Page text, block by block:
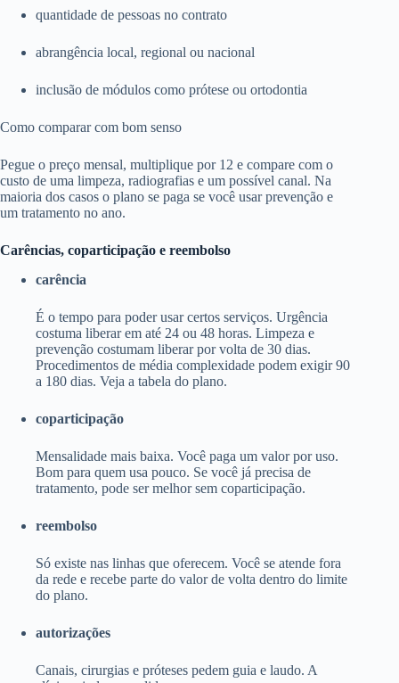
quantidade de pessoas no contrato
abrangência local, regional ou nacional
inclusão de módulos como prótese ou ortodontia
Como comparar com bom senso
Pegue o preço mensal, multiplique por 12 e compare com o
custo de uma limpeza, radiografias e um possível canal. Na
maioria dos casos o plano se paga se você usar prevenção e
um tratamento no ano.
Carências, coparticipação e reembolso
carência
É o tempo para poder usar certos serviços. Urgência
costuma liberar em até 24 ou 48 horas. Limpeza e
prevenção costumam liberar por volta de 30 dias.
Procedimentos de média complexidade podem exigir 90
a 180 dias. Veja a tabela do plano.
coparticipação
Mensalidade mais baixa. Você paga um valor por uso.
Bom para quem usa pouco. Se você já precisa de
tratamento, pode ser melhor sem coparticipação.
reembolso
Só existe nas linhas que oferecem. Você se atende fora
da rede e recebe parte do valor de volta dentro do limite
do plano.
autorizações
Canais, cirurgias e próteses pedem guia e laudo. A